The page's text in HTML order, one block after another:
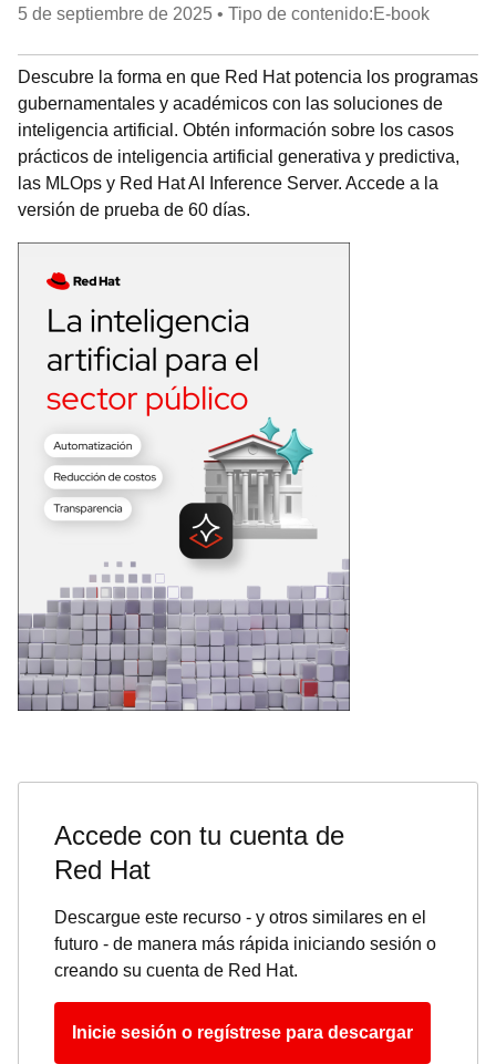
5 de septiembre de 2025 • Tipo de contenido:E-book
Descubre la forma en que Red Hat potencia los programas
gubernamentales y académicos con las soluciones de
inteligencia artificial. Obtén información sobre los casos
prácticos de inteligencia artificial generativa y predictiva,
las MLOps y Red Hat AI Inference Server. Accede a la
versión de prueba de 60 días.
Accede con tu cuenta de
Red Hat
Descargue este recurso - y otros similares en el
futuro - de manera más rápida iniciando sesión o
creando su cuenta de Red Hat.
Inicie sesión o regístrese para descargar